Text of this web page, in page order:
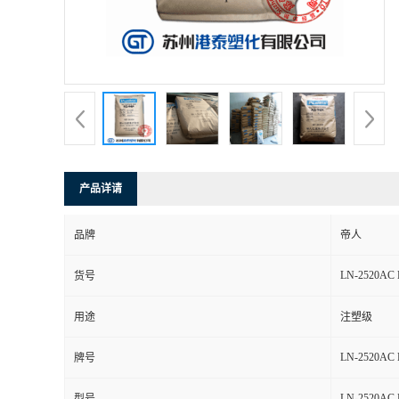
产品详请
品牌 帝人
货号 LN-2520AC
用途 注塑级
牌号 LN-2520AC